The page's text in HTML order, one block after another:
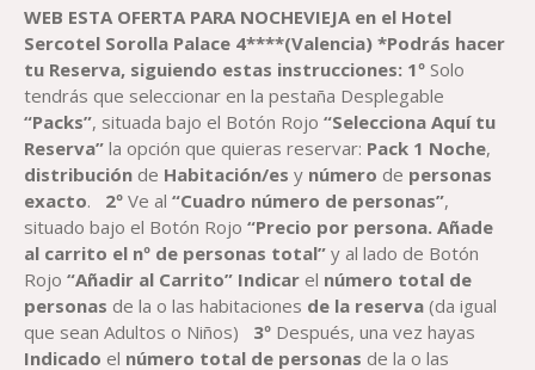
WEB ESTA OFERTA PARA NOCHEVIEJA en el Hotel
Sercotel Sorolla Palace 4****(Valencia) *Podrás hacer
tu Reserva, siguiendo estas instrucciones: 1ºSolo
tendrás que seleccionar en la pestaña Desplegable
“Packs”, situada bajo el Botón Rojo“Selecciona Aquí tu
Reserva” la opción que quieras reservar: Pack 1 Noche,
distribución de Habitación/es y número de personas
exacto. 2ºVe al “Cuadro número de personas”,
situado bajo el Botón Rojo“Precio por persona. Añade
al carrito el nº de personas total”y al lado de Botón
Rojo“Añadir al Carrito” Indicar el número total de
personas de la o las habitaciones de la reserva (da igual
que sean Adultos o Niños) 3º Después, una vez hayas
Indicado el número total de personas de la o las